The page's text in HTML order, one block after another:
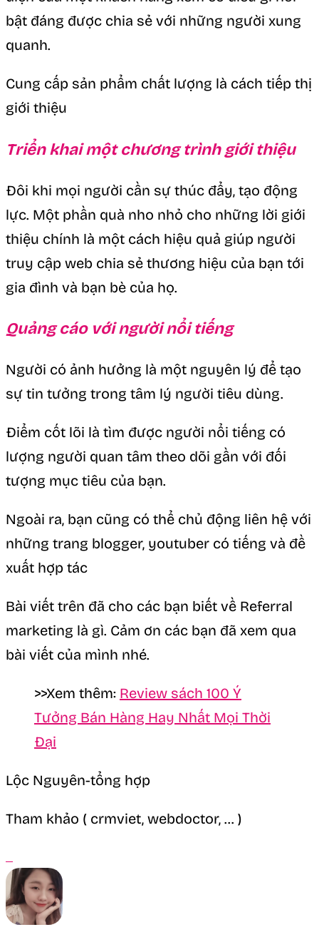
bật đáng được chia sẻ với những người xung
quanh.
Cung cấp sản phẩm chất lượng là cách tiếp thị
giới thiệu
Triển khai một chương trình giới thiệu
Đôi khi mọi người cần sự thúc đẩy, tạo động
lực. Một phần quà nho nhỏ cho những lời giới
thiệu chính là một cách hiệu quả giúp người
truy cập web chia sẻ thương hiệu của bạn tới
gia đình và bạn bè của họ.
Quảng cáo với người nổi tiếng
Người có ảnh hưởng là một nguyên lý để tạo
sự tin tưởng trong tâm lý người tiêu dùng.
Điểm cốt lõi là tìm được người nổi tiếng có
lượng người quan tâm theo dõi gần với đối
tượng mục tiêu của bạn.
Ngoài ra, bạn cũng có thể chủ động liên hệ với
những trang blogger, youtuber có tiếng và đề
xuất hợp tác
Bài viết trên đã cho các bạn biết về Referral
marketing là gì. Cảm ơn các bạn đã xem qua
bài viết của mình nhé.
>>Xem thêm: Review sách 100 Ý
Tưởng Bán Hàng Hay Nhất Mọi Thời
Đại
Lộc Nguyên-tổng hợp
Tham khảo ( crmviet, webdoctor, … )